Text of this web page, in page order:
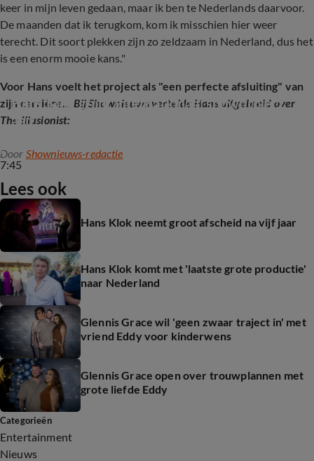
keer in mijn leven gedaan, maar ik ben te Nederlands daarvoor.
De maanden dat ik terugkom, kom ik misschien hier weer
terecht. Dit soort plekken zijn zo zeldzaam in Nederland, dus het
is een enorm mooie kans."
Voor Hans voelt het project als "een perfecte afsluiting" van
zijn carrière... Bij Shownieuws vertelde Hans uitgebreid over
The Illusionist:
7:45
Hans Klok grijpt internationaal showproject
aan
Door Shownieuws-redactie
Lees ook
Hans Klok neemt groot afscheid na vijf jaar
Hans Klok komt met 'laatste grote productie'
naar Nederland
Glennis Grace wil 'geen zwaar traject in' met
vriend Eddy voor kinderwens
Glennis Grace open over trouwplannen met
grote liefde Eddy
Categorieën
Entertainment
Nieuws